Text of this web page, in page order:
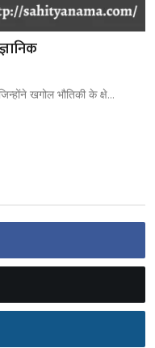
खगोल भौतिकी के क्षे...